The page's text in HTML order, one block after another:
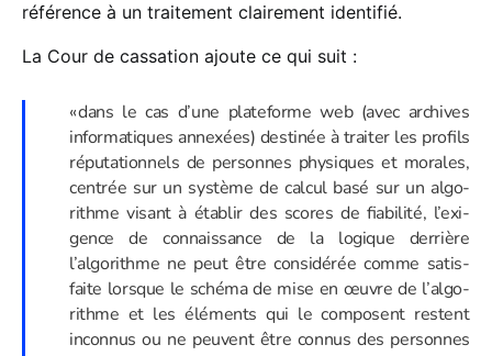
réfé­rence à un trai­te­ment clai­re­ment identifié.
La Cour de cassa­tion ajoute ce qui suit :
« dans le cas d’une plate­forme web (avec archives
infor­ma­tiques annexées) desti­née à trai­ter les profils
répu­ta­tion­nels de personnes physiques et morales,
centrée sur un système de calcul basé sur un algo­
rithme visant à établir des scores de fiabi­lité, l’exi­
gence de connais­sance de la logique derrière
l’algorithme ne peut être consi­dé­rée comme satis­
faite lorsque le schéma de mise en œuvre de l’al­go­
rithme et les éléments qui le composent restent
incon­nus ou ne peuvent être connus des personnes